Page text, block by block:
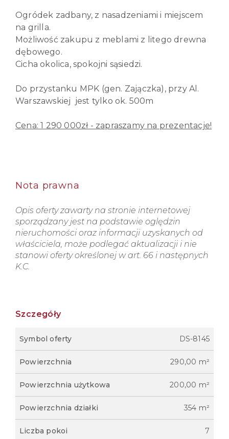
Ogródek zadbany, z nasadzeniami i miejscem
na grilla.
Możliwość zakupu z meblami z litego drewna
dębowego.
Cicha okolica, spokojni sąsiedzi.
Do przystanku MPK (gen. Zajączka), przy Al.
Warszawskiej jest tylko ok. 500m
Cena: 1 290 000zł - zapraszamy na prezentacje!
Nota prawna
Opis oferty zawarty na stronie internetowej
sporządzany jest na podstawie oględzin
nieruchomości oraz informacji uzyskanych od
właściciela, może podlegać aktualizacji i nie
stanowi oferty określonej w art. 66 i następnych
K.C.
Szczegóły
Symbol oferty DS-8145
Powierzchnia 290,00 m²
Powierzchnia użytkowa 200,00 m²
Powierzchnia działki 354 m²
Liczba pokoi 7